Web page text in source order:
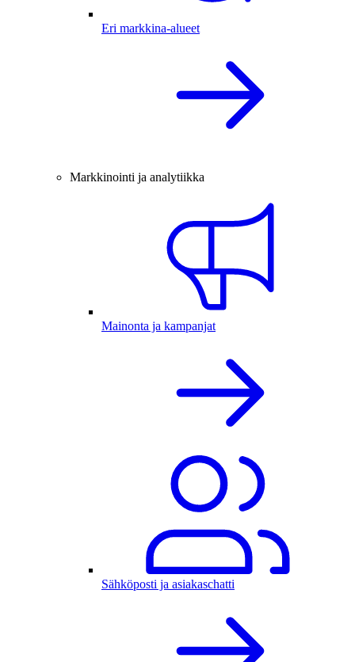
Eri markkina-alueet
Markkinointi ja analytiikka
Mainonta ja kampanjat
Sähköposti ja asiakaschatti